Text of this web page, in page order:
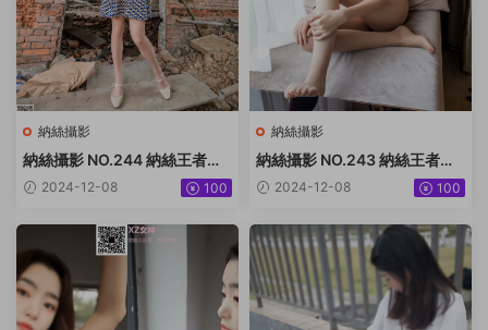
納絲攝影
納絲攝影 NO.244 納絲王者版
小迪 [92P+1222M]
2024-12-08 100
納絲攝影
納絲攝影 NO.243 納絲王者版
潔 [99P1V+1.54G]
2024-12-08 100